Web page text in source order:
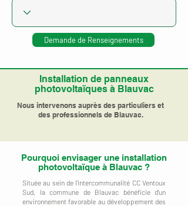
Demande de Renseignements
Installation de panneaux
photovoltaïques à Blauvac
Nous intervenons auprès des particuliers et
des professionnels de Blauvac.
Pourquoi envisager une installation
photovoltaïque à Blauvac ?
Située au sein de l'intercommunalité CC Ventoux
Sud, la commune de Blauvac bénéficie d'un
environnement favorable au développement des